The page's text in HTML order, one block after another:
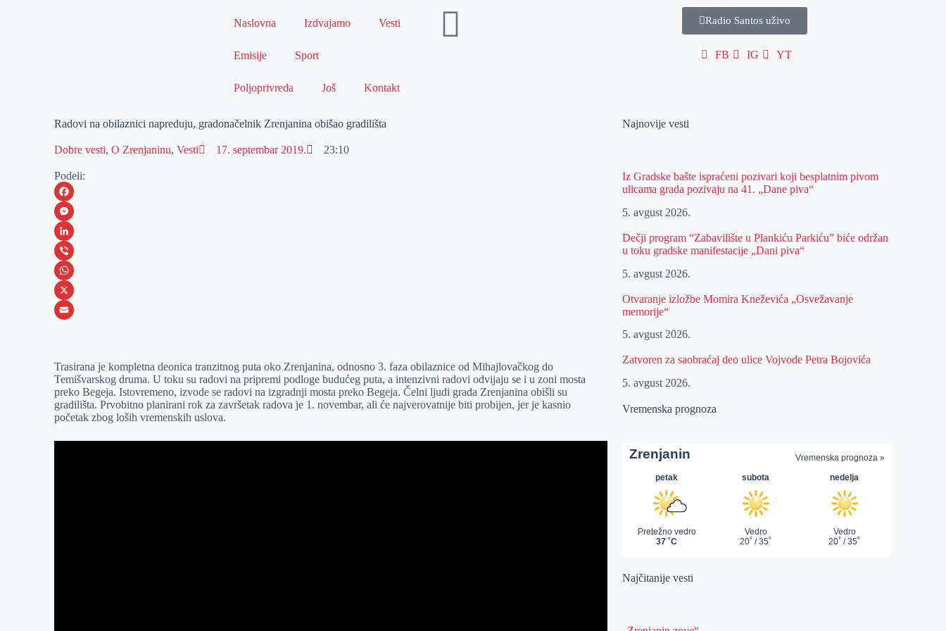
Naslovna Izdvajamo Vesti
Emisije Sport
Poljoprivreda Još Kontakt
Radio Santos uživo
FB IG YT
Radovi na obilaznici napreduju, gradonačelnik Zrenjanina obišao gradilišta
Dobre vesti,O Zrenjaninu,Vesti 17. septembar 2019. 23:10
Podeli:
F
a
c
e
b
o
M
e
s
s
e
e
r
L
i
n
k
I
n
V
i
b
W
h
s
A
p
X
a
i
l
Trasirana je kompletna deonica tranzitnog puta oko Zrenjanina, odnosno 3. faza obilaznice od Mihajlovačkog do
Temišvarskog druma. U toku su radovi na pripremi podloge budućeg puta, a intenzivni radovi odvijaju se i u zoni mosta
preko Begeja. Istovremeno, izvode se radovi na izgradnji mosta preko Begeja. Čelni ljudi grada Zrenjanina obišli su
gradilišta. Prvobitno planirani rok za završetak radova je 1. novembar, ali će najverovatnije biti probijen, jer je kasnio
početak zbog loših vremenskih uslova.
Najnovije vesti
Iz Gradske bašte ispraćeni pozivari koji besplatnim pivom
ulicama grada pozivaju na 41. „Dane piva“
5. avgust 2026.
Dečji program “Zabavilište u Plankiću Parkiću” biće održan
u toku gradske manifestacije „Dani piva“
5. avgust 2026.
Otvaranje izložbe Momira Kneževića „Osvežavanje
memorije“
5. avgust 2026.
Zatvoren za saobraćaj deo ulice Vojvode Petra Bojovića
5. avgust 2026.
Vremenska prognoza
Najčitanije vesti